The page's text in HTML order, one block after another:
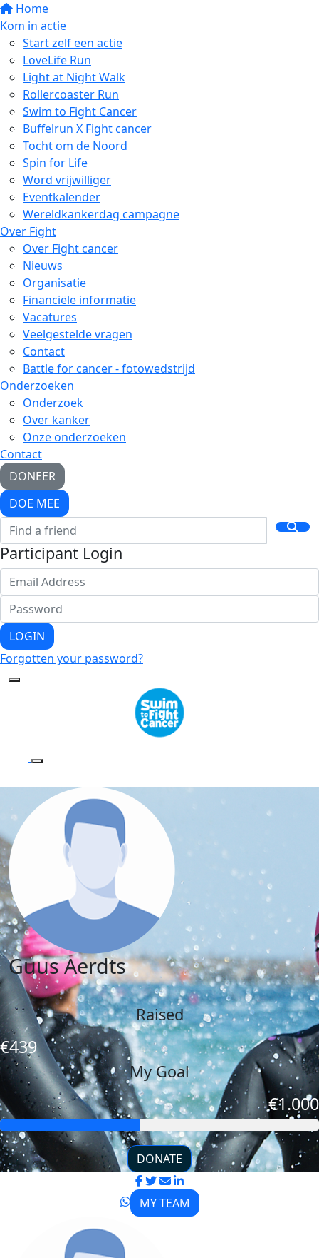
Home
Kom in actie
Start zelf een actie
LoveLife Run
Light at Night Walk
Rollercoaster Run
Swim to Fight Cancer
Buffelrun X Fight cancer
Tocht om de Noord
Spin for Life
Word vrijwilliger
Eventkalender
Wereldkankerdag campagne
Over Fight
Over Fight cancer
Nieuws
Organisatie
Financiële informatie
Vacatures
Veelgestelde vragen
Contact
Battle for cancer - fotowedstrijd
Onderzoeken
Onderzoek
Over kanker
Onze onderzoeken
Contact
DONEER
DOE MEE
Participant Login
LOGIN
Forgotten your password?
Guus Aerdts
Raised
€439
My Goal
€1.000
DONATE
MY TEAM